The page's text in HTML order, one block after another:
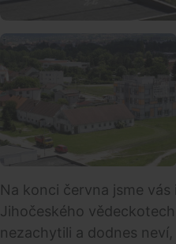
Na konci června jsme
Jihočeského
nezachytili a dodnes